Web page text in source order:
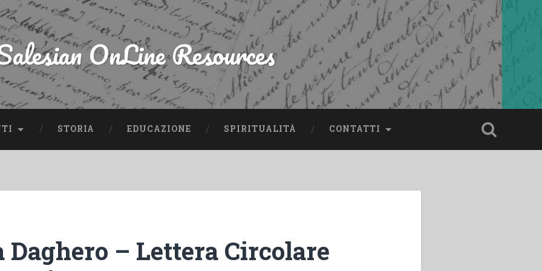
OnLine Resources
STORIA EDUCAZIONE SPIRITUALITÀ CONTATTI
Daghero – Lettera Circolare